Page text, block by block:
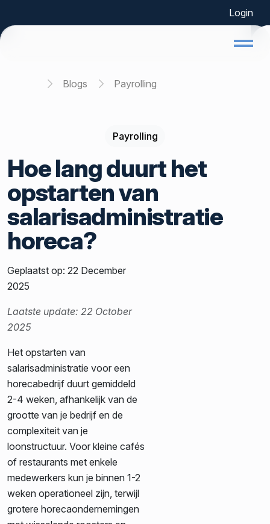
Login
Home Blogs Payrolling
Payrolling
Hoe lang duurt het
opstarten van
salarisadministratie
horeca?
Geplaatst op: 22 December
2025
Laatste update: 22 October
2025
Het opstarten van
salarisadministratie voor een
horecabedrijf duurt gemiddeld
2-4 weken, afhankelijk van de
grootte van je bedrijf en de
complexiteit van je
loonstructuur. Voor kleine cafés
of restaurants met enkele
medewerkers kun je binnen 1-2
weken operationeel zijn, terwijl
grotere horecaondernemingen